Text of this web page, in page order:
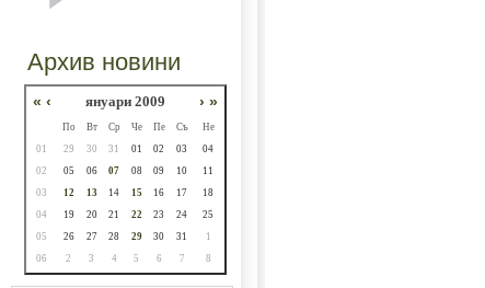
Архив новини
« ‹ януари 2009 › »
По Вт Ср Че Пе Съ
Не
01
29 30 31 01 02 03
04
02
05 06 07 08 09 10
11
03
12 13 14 15 16 17
18
04
19 20 21 22 23 24
25
05
26 27 28 29 30 31
1
06
2 3 4 5 6 7 8